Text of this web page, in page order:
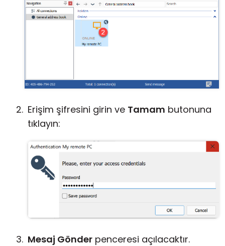
Erişim şifresini girin ve Tamam butonuna
tıklayın:
Mesaj Gönder penceresi açılacaktır.